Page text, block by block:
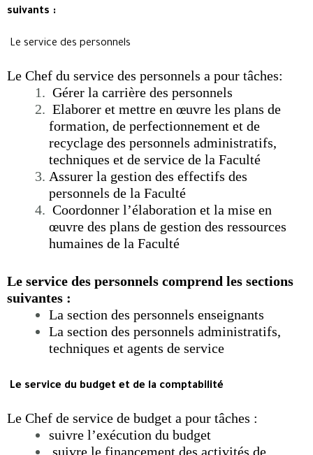
suivants :
 Le service des personnels
Le Chef du service des personnels a pour tâches:
Gérer la carrière des personnels
Elaborer et mettre en œuvre les plans de
formation, de perfectionnement et de
recyclage des personnels administratifs,
techniques et de service de la Faculté
Assurer la gestion des effectifs des
personnels de la Faculté
Coordonner l’élaboration et la mise en
œuvre des plans de gestion des ressources
humaines de la Faculté
Le service des personnels comprend les sections
suivantes :
La section des personnels enseignants
La section des personnels administratifs,
techniques et agents de service
 Le service du budget et de la comptabilité
Le Chef de service de budget a pour tâches :
suivre l’exécution du budget
suivre le financement des activités de